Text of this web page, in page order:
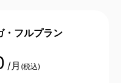
・フルプラン
/月 (税込)